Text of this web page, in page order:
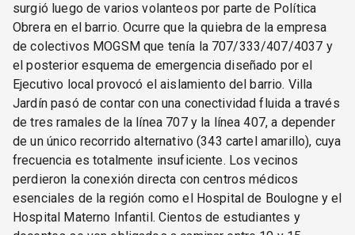
surgió luego de varios volanteos por parte de Política
Obrera en el barrio. Ocurre que la quiebra de la empresa
de colectivos MOGSM que tenía la 707/333/407/4037 y
el posterior esquema de emergencia diseñado por el
Ejecutivo local provocó el aislamiento del barrio. Villa
Jardín pasó de contar con una conectividad fluida a través
de tres ramales de la línea 707 y la línea 407, a depender
de un único recorrido alternativo (343 cartel amarillo), cuya
frecuencia es totalmente insuficiente. Los vecinos
perdieron la conexión directa con centros médicos
esenciales de la región como el Hospital de Boulogne y el
Hospital Materno Infantil. Cientos de estudiantes y